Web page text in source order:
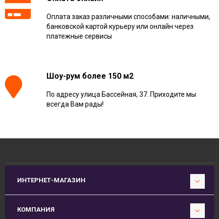
Оплата заказ различными способами: наличными,
банковской картой курьеру или онлайн через
платежные сервисы
Шоу-рум более 150 м2
По адресу улица Бассейная, 37. Приходите мы
всегда Вам рады!
ИНТЕРНЕТ-МАГАЗИН
КОМПАНИЯ